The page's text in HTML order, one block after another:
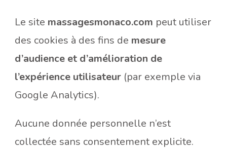
Le site massagesmonaco.com peut utiliser
des cookies à des fins de mesure
d’audience et d’amélioration de
l’expérience utilisateur (par exemple via
Google Analytics).
Aucune donnée personnelle n’est
collectée sans consentement explicite.